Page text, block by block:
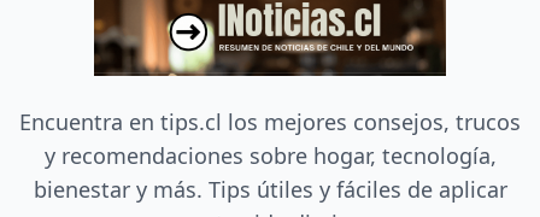
Encuentra en tips.cl los mejores consejos, trucos
y recomendaciones sobre hogar, tecnología,
bienestar y más. Tips útiles y fáciles de aplicar